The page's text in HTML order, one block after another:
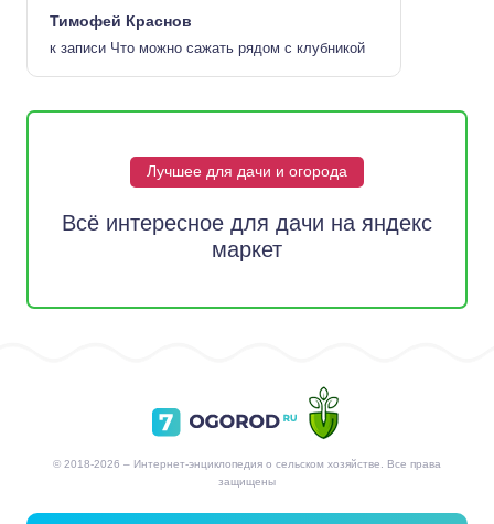
Тимофей Краснов
к записи Что можно сажать рядом с клубникой
Лучшее для дачи и огорода
Всё интересное для дачи на яндекс
маркет
© 2018-2026 – Интернет-энциклопедия о сельском хозяйстве. Все права
защищены